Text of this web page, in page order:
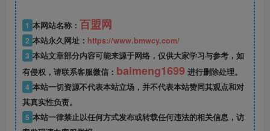
1 本网站名称： 百盟网
2 本站永久网址： https://www.bmwcy.com/
3 本站文章部分内容可能来源于网络，仅供大家学习与参考，如
有侵权，请联系客服微信： baimeng1699 进行删除处理。
4 本站一切资源不代表本站立场，并不代表本站赞同其观点和对
其真实性负责。
5 本站一律禁止以任何方式发布或转载任何违法的相关信息，访